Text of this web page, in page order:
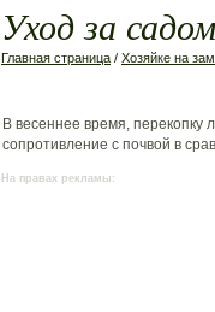
Уход за садом
Главная страница / Хозяйке на
В весеннее время,
сопротивление с почвой в
На правах рекламы: